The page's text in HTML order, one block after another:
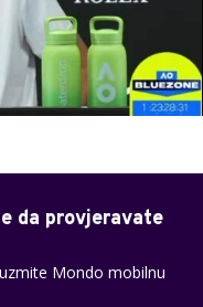
da provjeravate
Mondo mobilnu